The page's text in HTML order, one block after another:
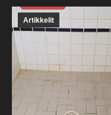
Artikkelit